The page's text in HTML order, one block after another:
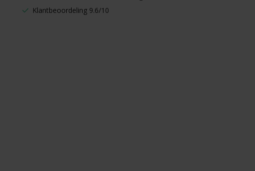
Klantbeoordeling 9.6/10